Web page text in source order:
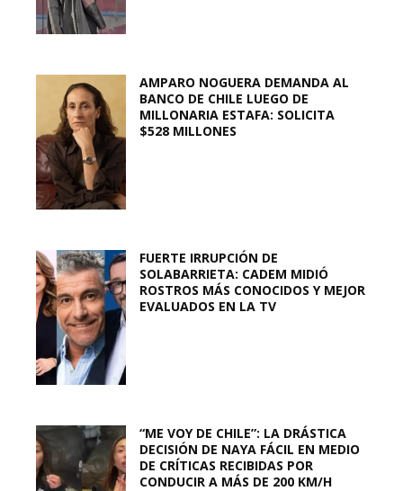
AMPARO NOGUERA DEMANDA AL
BANCO DE CHILE LUEGO DE
MILLONARIA ESTAFA: SOLICITA
$528 MILLONES
FUERTE IRRUPCIÓN DE
SOLABARRIETA: CADEM MIDIÓ
ROSTROS MÁS CONOCIDOS Y MEJOR
EVALUADOS EN LA TV
“ME VOY DE CHILE”: LA DRÁSTICA
DECISIÓN DE NAYA FÁCIL EN MEDIO
DE CRÍTICAS RECIBIDAS POR
CONDUCIR A MÁS DE 200 KM/H